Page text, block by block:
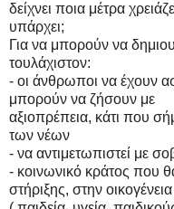
δείχνει ποια μέτρα
υπάρχει;
Για να μπορούν να
τουλάχιστον:
- οι άνθρωποι να έχουν
μπορούν να ζήσουν με
αξιοπρέπεια, κάτι που
των νέων
- να αντιμετωπιστεί με
- κοινωνικό κράτος που
στήριξης, στην οικογένεια